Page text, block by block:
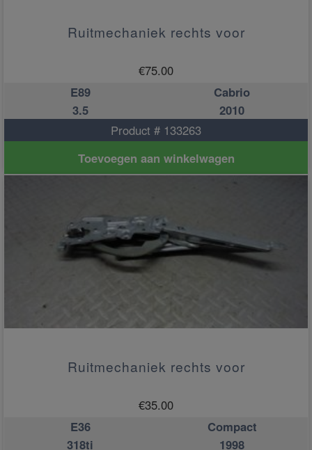
Ruitmechaniek rechts voor
€75.00
E89
Cabrio
3.5
2010
Product # 133263
Toevoegen aan winkelwagen
Ruitmechaniek rechts voor
€35.00
E36
Compact
318ti
1998